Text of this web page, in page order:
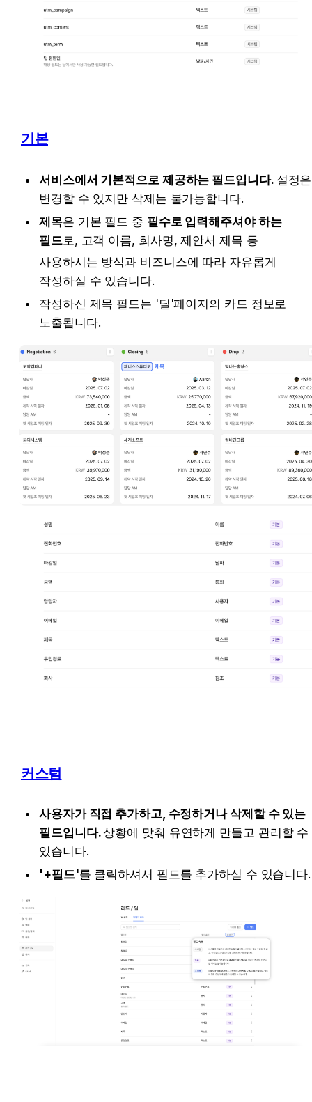
기본
서비스에서 기본적으로 제공하는 필드입니다. 설정은
변경할 수 있지만 삭제는 불가능합니다.
제목은 기본 필드 중 필수로 입력해주셔야 하는
필드로, 고객 이름, 회사명, 제안서 제목 등
사용하시는 방식과 비즈니스에 따라 자유롭게
작성하실 수 있습니다.
작성하신 제목 필드는 '딜'페이지의 카드 정보로
노출됩니다.
커스텀
사용자가 직접 추가하고, 수정하거나 삭제할 수 있는
필드입니다. 상황에 맞춰 유연하게 만들고 관리할 수
있습니다.
'+필드'를 클릭하셔서 필드를 추가하실 수 있습니